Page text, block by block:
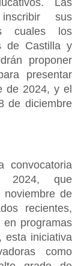
Las
sus
cuales los
de Castilla y
proponer
presentar
de 2024, y el
de diciembre
convocatoria
2024, que
de
recientes,
en programas
esta iniciativa
como